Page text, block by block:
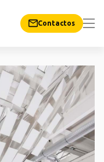
Contactos